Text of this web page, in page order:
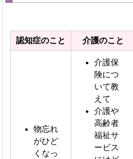
認知症のこと 介護のこと
物忘れ
がひど
くなっ
介護保
険につ
いて教
えて
介護や
高齢者
福祉サ
ービス